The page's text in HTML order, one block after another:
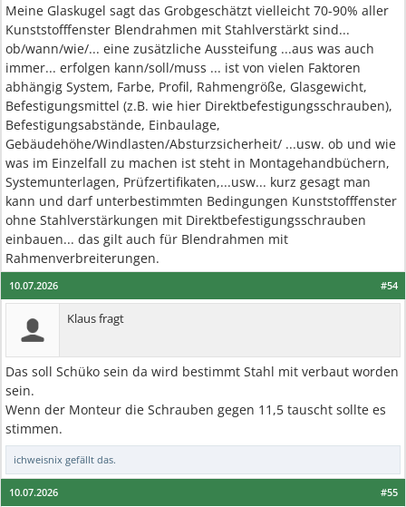
Meine Glaskugel sagt das Grobgeschätzt vielleicht 70-90% aller
Kunststofffenster Blendrahmen mit Stahlverstärkt sind...
ob/wann/wie/... eine zusätzliche Aussteifung ...aus was auch
immer... erfolgen kann/soll/muss ... ist von vielen Faktoren
abhängig System, Farbe, Profil, Rahmengröße, Glasgewicht,
Befestigungsmittel (z.B. wie hier Direktbefestigungsschrauben),
Befestigungsabstände, Einbaulage,
Gebäudehöhe/Windlasten/Absturzsicherheit/ ...usw. ob und wie
was im Einzelfall zu machen ist steht in Montagehandbüchern,
Systemunterlagen, Prüfzertifikaten,...usw... kurz gesagt man
kann und darf unterbestimmten Bedingungen Kunststofffenster
ohne Stahlverstärkungen mit Direktbefestigungsschrauben
einbauen... das gilt auch für Blendrahmen mit
Rahmenverbreiterungen.
#54
10.07.2026
Klaus fragt
Das soll Schüko sein da wird bestimmt Stahl mit verbaut worden
sein.
Wenn der Monteur die Schrauben gegen 11,5 tauscht sollte es
stimmen.
ichweisnix gefällt das.
#55
10.07.2026